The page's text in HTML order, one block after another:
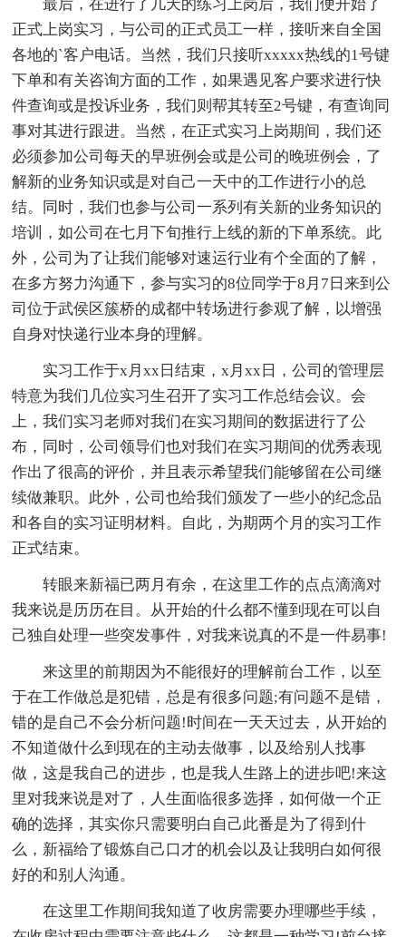
最后，在进行了几天的练习上岗后，我们便开始了
正式上岗实习，与公司的正式员工一样，接听来自全国
各地的`客户电话。当然，我们只接听xxxxx热线的1号键
下单和有关咨询方面的工作，如果遇见客户要求进行快
件查询或是投诉业务，我们则帮其转至2号键，有查询同
事对其进行跟进。当然，在正式实习上岗期间，我们还
必须参加公司每天的早班例会或是公司的晚班例会，了
解新的业务知识或是对自己一天中的工作进行小的总
结。同时，我们也参与公司一系列有关新的业务知识的
培训，如公司在七月下旬推行上线的新的下单系统。此
外，公司为了让我们能够对速运行业有个全面的了解，
在多方努力沟通下，参与实习的8位同学于8月7日来到公
司位于武侯区簇桥的成都中转场进行参观了解，以增强
自身对快递行业本身的理解。
实习工作于x月xx日结束，x月xx日，公司的管理层
特意为我们几位实习生召开了实习工作总结会议。会
上，我们实习老师对我们在实习期间的数据进行了公
布，同时，公司领导们也对我们在实习期间的优秀表现
作出了很高的评价，并且表示希望我们能够留在公司继
续做兼职。此外，公司也给我们颁发了一些小的纪念品
和各自的实习证明材料。自此，为期两个月的实习工作
正式结束。
转眼来新福已两月有余，在这里工作的点点滴滴对
我来说是历历在目。从开始的什么都不懂到现在可以自
己独自处理一些突发事件，对我来说真的不是一件易事!
来这里的前期因为不能很好的理解前台工作，以至
于在工作做总是犯错，总是有很多问题;有问题不是错，
错的是自己不会分析问题!时间在一天天过去，从开始的
不知道做什么到现在的主动去做事，以及给别人找事
做，这是我自己的进步，也是我人生路上的进步吧!来这
里对我来说是对了，人生面临很多选择，如何做一个正
确的选择，其实你只需要明白自己此番是为了得到什
么，新福给了锻炼自己口才的机会以及让我明白如何很
好的和别人沟通。
在这里工作期间我知道了收房需要办理哪些手续，